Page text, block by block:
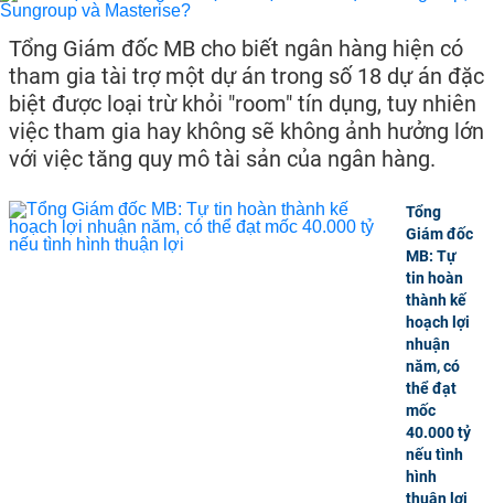
Tổng Giám đốc MB cho biết ngân hàng hiện có
tham gia tài trợ một dự án trong số 18 dự án đặc
biệt được loại trừ khỏi "room" tín dụng, tuy nhiên
việc tham gia hay không sẽ không ảnh hưởng lớn
với việc tăng quy mô tài sản của ngân hàng.
Tổng
Giám đốc
MB: Tự
tin hoàn
thành kế
hoạch lợi
nhuận
năm, có
thể đạt
mốc
40.000 tỷ
nếu tình
hình
thuận lợi